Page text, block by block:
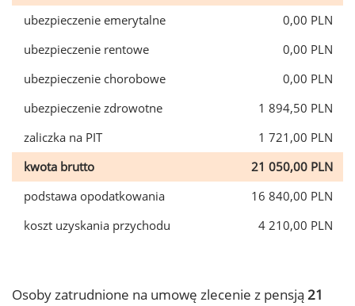
ubezpieczenie emerytalne
0,00 PLN
ubezpieczenie rentowe
0,00 PLN
ubezpieczenie chorobowe
0,00 PLN
ubezpieczenie zdrowotne
1 894,50 PLN
zaliczka na PIT
1 721,00 PLN
kwota brutto
21 050,00 PLN
podstawa opodatkowania
16 840,00 PLN
koszt uzyskania przychodu
4 210,00 PLN
Osoby zatrudnione na umowę zlecenie z pensją 21